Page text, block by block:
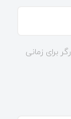
برای زمانی